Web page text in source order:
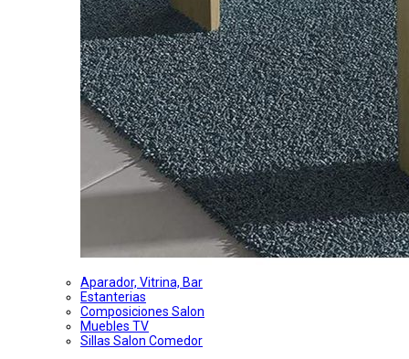
Aparador, Vitrina, Bar
Estanterias
Composiciones Salon
Muebles TV
Sillas Salon Comedor